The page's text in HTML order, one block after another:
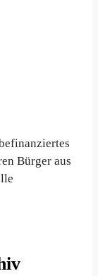
Bürger aus